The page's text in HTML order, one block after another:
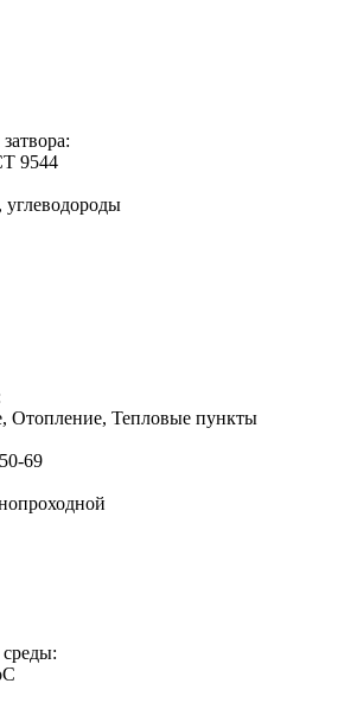
9544
Отопление, Тепловые пункты
69